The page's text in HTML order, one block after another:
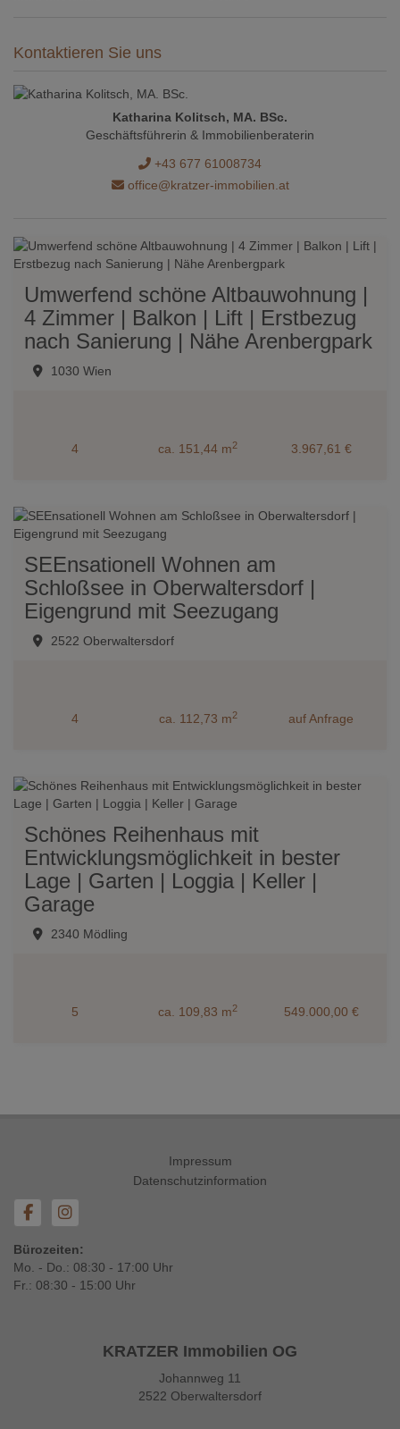
Kontaktieren Sie uns
Katharina Kolitsch, MA. BSc.
Geschäftsführerin & Immobilienberaterin
+43 677 61008734
office@kratzer-immobilien.at
Umwerfend schöne Altbauwohnung |
4 Zimmer | Balkon | Lift | Erstbezug
nach Sanierung | Nähe Arenbergpark
1030 Wien
4 ca. 151,44 m2 3.967,61 €
SEEnsationell Wohnen am
Schloßsee in Oberwaltersdorf |
Eigengrund mit Seezugang
2522 Oberwaltersdorf
4 ca. 112,73 m2 auf Anfrage
Schönes Reihenhaus mit
Entwicklungsmöglichkeit in bester
Lage | Garten | Loggia | Keller |
Garage
2340 Mödling
5 ca. 109,83 m2 549.000,00 €
Impressum
Datenschutzinformation
Bürozeiten:
Mo. - Do.: 08:30 - 17:00 Uhr
Fr.: 08:30 - 15:00 Uhr
KRATZER Immobilien OG
Johannweg 11
2522 Oberwaltersdorf